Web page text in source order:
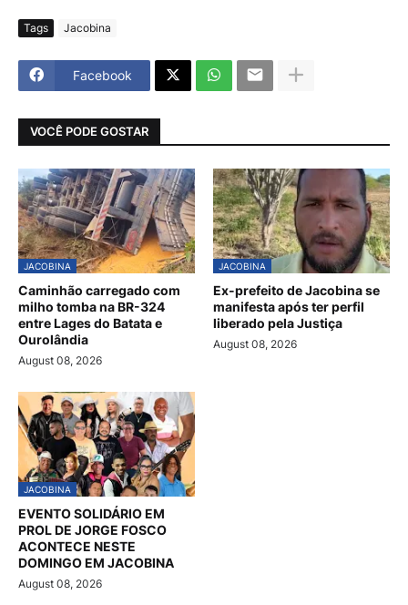
Tags Jacobina
Facebook
VOCÊ PODE GOSTAR
JACOBINA
Caminhão carregado com
milho tomba na BR-324
entre Lages do Batata e
Ourolândia
August 08, 2026
JACOBINA
Ex-prefeito de Jacobina se
manifesta após ter perfil
liberado pela Justiça
August 08, 2026
JACOBINA
EVENTO SOLIDÁRIO EM
PROL DE JORGE FOSCO
ACONTECE NESTE
DOMINGO EM JACOBINA
August 08, 2026